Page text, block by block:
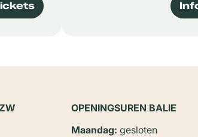
OPENINGSUREN BALIE
Maandag: gesloten